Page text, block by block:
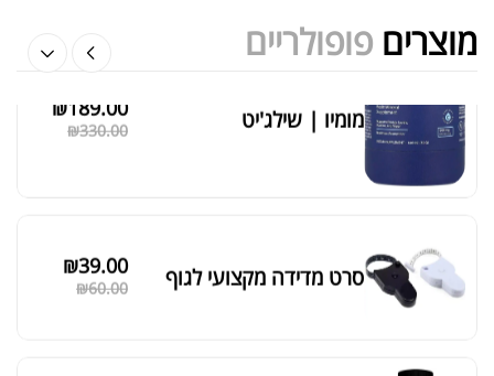
מוצרים פופולריים
מציג 1–6 מתוך 524 תוצאות
סידור ברירת מחדל
מומיו | שילג'יט ₪330.00
₪189.00
סרט מדידה מקצועי לגוף ₪60.00
₪39.00